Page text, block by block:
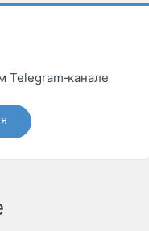
Telegram‑канале